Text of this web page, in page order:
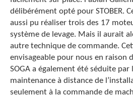
délibérément opté pour STOBER.
aussi pu réaliser trois des 17
système de levage. Mais il aurait
autre technique de commande.
envisageable pour nous en raison
SOGA a également été séduite
maintenance à distance de
seulement à la commande de